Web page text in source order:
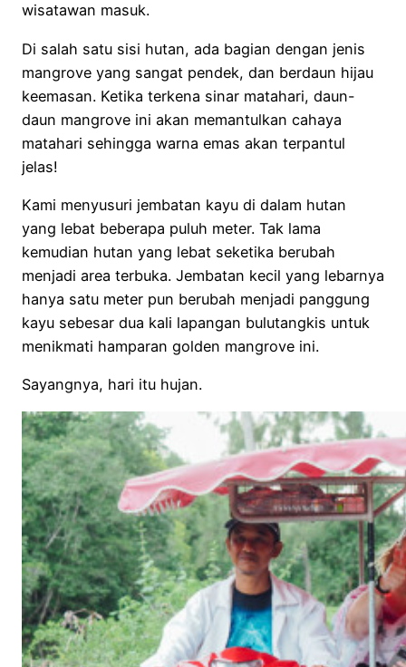
wisatawan masuk.
Di salah satu sisi hutan, ada bagian dengan jenis
mangrove yang sangat pendek, dan berdaun hijau
keemasan. Ketika terkena sinar matahari, daun-
daun mangrove ini akan memantulkan cahaya
matahari sehingga warna emas akan terpantul
jelas!
Kami menyusuri jembatan kayu di dalam hutan
yang lebat beberapa puluh meter. Tak lama
kemudian hutan yang lebat seketika berubah
menjadi area terbuka. Jembatan kecil yang lebarnya
hanya satu meter pun berubah menjadi panggung
kayu sebesar dua kali lapangan bulutangkis untuk
menikmati hamparan golden mangrove ini.
Sayangnya, hari itu hujan.